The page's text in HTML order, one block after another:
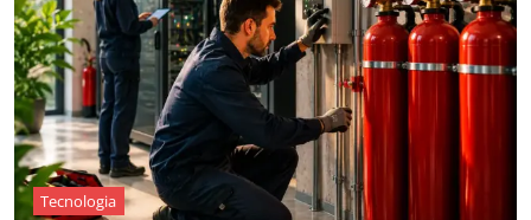
Tecnologia